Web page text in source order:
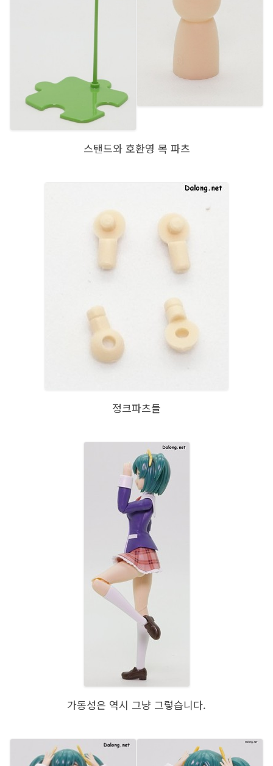
스탠드와 호환영 목 파츠
정크파츠들
가동성은 역시 그냥 그렇습니다.